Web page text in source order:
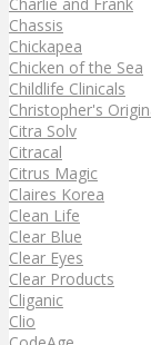
Chassis
Chickapea
Chicken of the Sea
Childlife Clinicals
Christopher's
Citra Solv
Citracal
Citrus Magic
Claires Korea
Clean Life
Clear Blue
Clear Eyes
Clear Products
Cliganic
Clio